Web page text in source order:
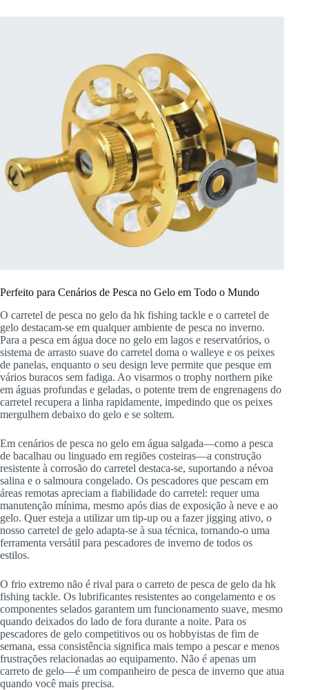
Perfeito para Cenários de Pesca no Gelo em Todo o Mundo
O carretel de pesca no gelo da hk fishing tackle e o carretel de
gelo destacam-se em qualquer ambiente de pesca no inverno.
Para a pesca em água doce no gelo em lagos e reservatórios, o
sistema de arrasto suave do carretel doma o walleye e os peixes
de panelas, enquanto o seu design leve permite que pesque em
vários buracos sem fadiga. Ao visarmos o trophy northern pike
em águas profundas e geladas, o potente trem de engrenagens do
carretel recupera a linha rapidamente, impedindo que os peixes
mergulhem debaixo do gelo e se soltem.
Em cenários de pesca no gelo em água salgada—como a pesca
de bacalhau ou linguado em regiões costeiras—a construção
resistente à corrosão do carretel destaca-se, suportando a névoa
salina e o salmoura congelado. Os pescadores que pescam em
áreas remotas apreciam a fiabilidade do carretel: requer uma
manutenção mínima, mesmo após dias de exposição à neve e ao
gelo. Quer esteja a utilizar um tip-up ou a fazer jigging ativo, o
nosso carretel de gelo adapta-se à sua técnica, tornando-o uma
ferramenta versátil para pescadores de inverno de todos os
estilos.
O frio extremo não é rival para o carreto de pesca de gelo da hk
fishing tackle. Os lubrificantes resistentes ao congelamento e os
componentes selados garantem um funcionamento suave, mesmo
quando deixados do lado de fora durante a noite. Para os
pescadores de gelo competitivos ou os hobbyistas de fim de
semana, essa consistência significa mais tempo a pescar e menos
frustrações relacionadas ao equipamento. Não é apenas um
carreto de gelo—é um companheiro de pesca de inverno que atua
quando você mais precisa.